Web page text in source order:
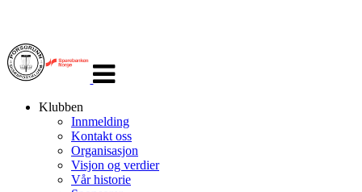
navigasjon
Klubben
Innmelding
Kontakt oss
Organisasjon
Visjon og verdier
Vår historie